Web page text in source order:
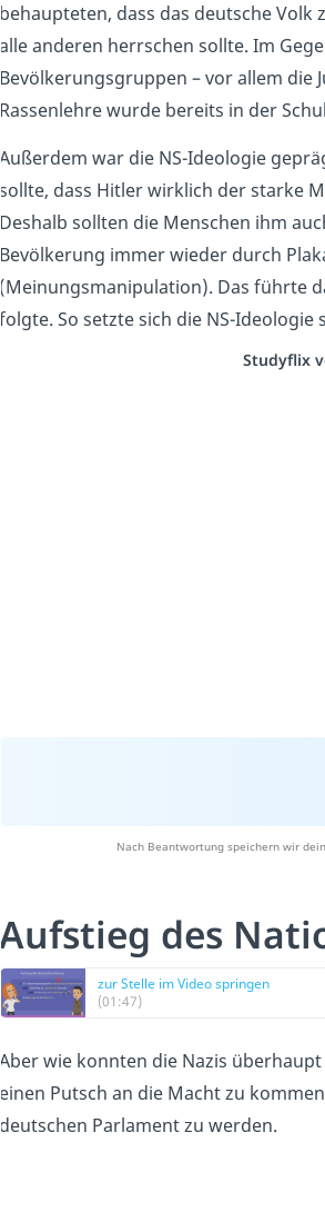
behaupteten, dass das deutsche Volk
alle anderen herrschen sollte. Im
Bevölkerungsgruppen – vor allem die
Rassenlehre wurde bereits in der
Außerdem war die NS-Ideologie
sollte, dass Hitler wirklich der starke
Deshalb sollten die Menschen ihm
Bevölkerung immer wieder durch
(Meinungsmanipulation). Das führte
folgte. So setzte sich die NS-
Studyflix
Nach Beantwortung speichern wir
Aufstieg des
zur Stelle im Video springen
(01:47)
Aber wie konnten die Nazis
einen Putsch an die Macht zu
deutschen Parlament zu werden.